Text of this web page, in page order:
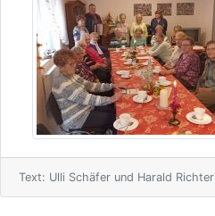
Text: Ulli Schäfer und Harald Richter